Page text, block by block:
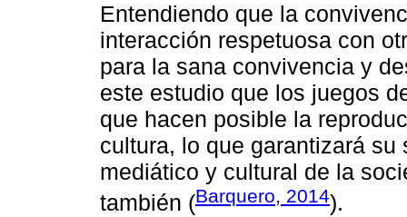
Entendiendo que la
interacción respetuosa con
para la sana convivencia y
este estudio que los juegos
que hacen posible la
cultura, lo que garantizará
mediático y cultural de la
también (Barquero, 2014).